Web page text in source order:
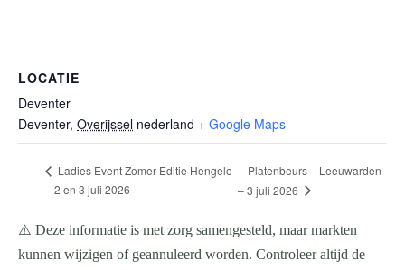
LOCATIE
Deventer
Deventer, Overijssel nederland + Google Maps
Ladies Event Zomer Editie Hengelo
– 2 en 3 juli 2026
Platenbeurs – Leeuwarden
– 3 juli 2026
⚠️ Deze informatie is met zorg samengesteld, maar markten
kunnen wijzigen of geannuleerd worden. Controleer altijd de